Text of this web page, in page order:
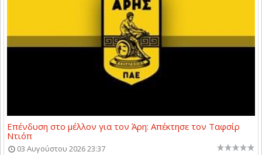
Επένδυση στο μέλλον για τον Άρη: Απέκτησε τον Ταφσίρ
Ντιόπ
03 Αυγούστου 2026 23:37